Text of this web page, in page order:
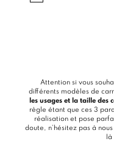
Attention si vous
différents modèles de
les usages et la taille des
règle étant que ces 3
réalisation et pose
doute, n’hésitez pas à